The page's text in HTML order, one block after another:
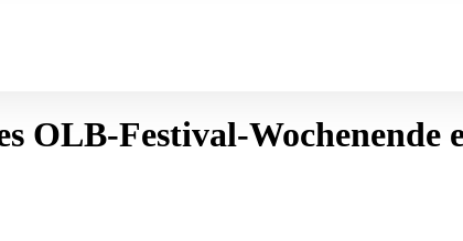
OLB-Festival-Wochenende